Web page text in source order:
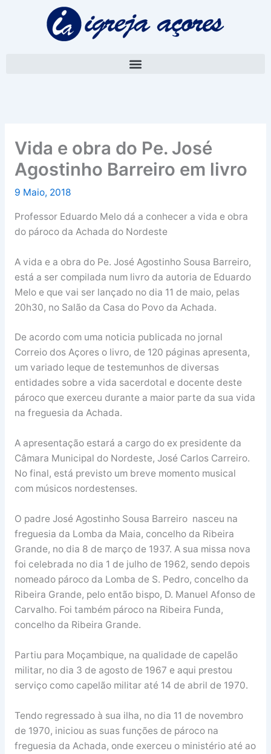
Vida e obra do Pe. José
Agostinho Barreiro em livro
9 Maio, 2018
Professor Eduardo Melo dá a conhecer a vida e obra
do pároco da Achada do Nordeste
A vida e a obra do Pe. José Agostinho Sousa Barreiro,
está a ser compilada num livro da autoria de Eduardo
Melo e que vai ser lançado no dia 11 de maio, pelas
20h30, no Salão da Casa do Povo da Achada.
De acordo com uma noticia publicada no jornal
Correio dos Açores o livro, de 120 páginas apresenta,
um variado leque de testemunhos de diversas
entidades sobre a vida sacerdotal e docente deste
pároco que exerceu durante a maior parte da sua vida
na freguesia da Achada.
A apresentação estará a cargo do ex presidente da
Câmara Municipal do Nordeste, José Carlos Carreiro.
No final, está previsto um breve momento musical
com músicos nordestenses.
O padre José Agostinho Sousa Barreiro nasceu na
freguesia da Lomba da Maia, concelho da Ribeira
Grande, no dia 8 de março de 1937. A sua missa nova
foi celebrada no dia 1 de julho de 1962, sendo depois
nomeado pároco da Lomba de S. Pedro, concelho da
Ribeira Grande, pelo então bispo, D. Manuel Afonso de
Carvalho. Foi também pároco na Ribeira Funda,
concelho da Ribeira Grande.
Partiu para Moçambique, na qualidade de capelão
militar, no dia 3 de agosto de 1967 e aqui prestou
serviço como capelão militar até 14 de abril de 1970.
Tendo regressado à sua ilha, no dia 11 de novembro
de 1970, iniciou as suas funções de pároco na
freguesia da Achada, onde exerceu o ministério até ao